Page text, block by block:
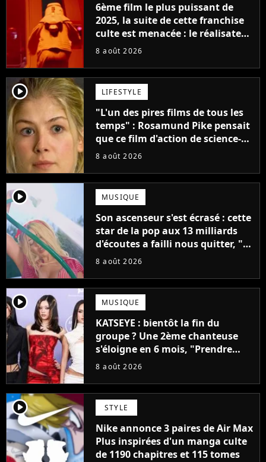
6ème film le plus puissant de
2025, la suite de cette franchise
culte est menacée : le réalisateur
claque la porte pour "différends
8 août 2026
player2 LIFESTYLE
"L'un des pires films de tous les
temps" : Rosamund Pike pensait
que ce film d'action de science-
fiction avec Dwayne Johnson
8 août 2026
player2 MUSIQUE
Son ascenseur s'est écrasé : cette
star de la pop aux 13 milliards
d'écoutes a failli nous quitter, "Je
pensais ne plus jamais chanter"
8 août 2026
player2 MUSIQUE
KATSEYE : bientôt la fin du
groupe ? Une 2ème chanteuse
s'éloigne en 6 mois, "Prendre
cette décision n’a pas été facile"
8 août 2026
player2 STYLE
Nike annonce 3 paires de Air Max
Plus inspirées d'un manga culte
de 1190 chapitres et 115 tomes